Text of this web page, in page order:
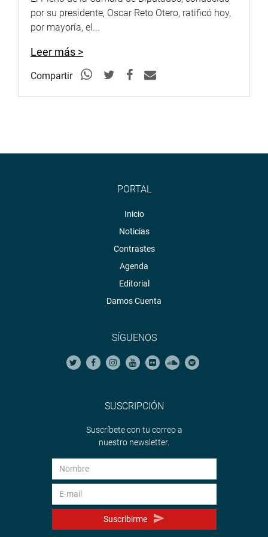
por su presidente, Oscar Reto Otero, ratificó hoy,
por mayoría, el...
Leer más >
Compartir
PORTAL
Inicio
Noticias
Contrastes
Agenda
Editorial
Damos Cuenta
SÍGUENOS
SUSCRIPCIÓN
Suscríbete con tu correo a
nuestro newsletter.
Suscribirme